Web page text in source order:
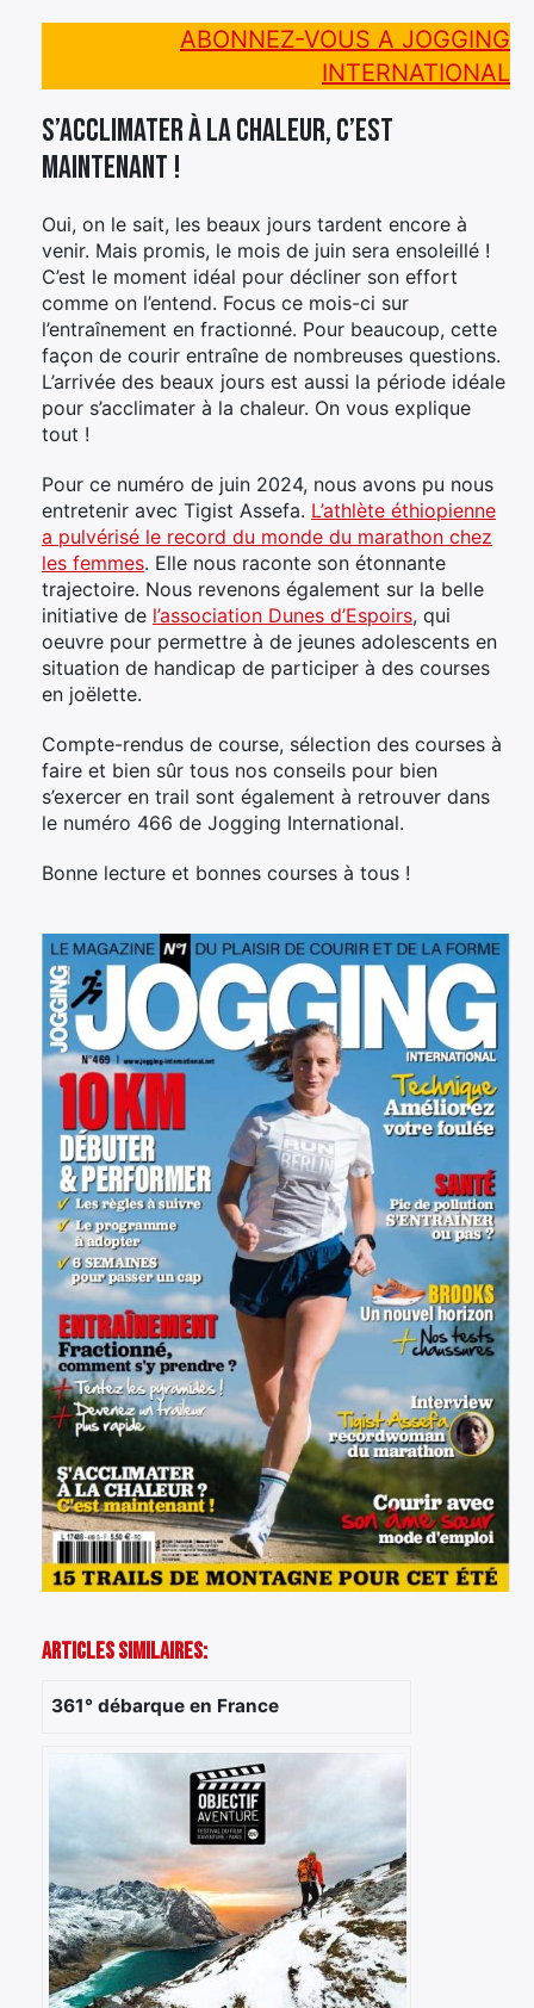
ABONNEZ-VOUS A JOGGING
INTERNATIONAL
S’acclimater à la chaleur, c’est
maintenant !
Oui, on le sait, les beaux jours tardent encore à
venir. Mais promis, le mois de juin sera ensoleillé !
C’est le moment idéal pour décliner son effort
comme on l’entend. Focus ce mois-ci sur
l’entraînement en fractionné. Pour beaucoup, cette
façon de courir entraîne de nombreuses questions.
L’arrivée des beaux jours est aussi la période idéale
pour s’acclimater à la chaleur. On vous explique
tout !
Pour ce numéro de juin 2024, nous avons pu nous
entretenir avec Tigist Assefa. L’athlète éthiopienne
a pulvérisé le record du monde du marathon chez
les femmes. Elle nous raconte son étonnante
trajectoire. Nous revenons également sur la belle
initiative de l’association Dunes d’Espoirs, qui
oeuvre pour permettre à de jeunes adolescents en
situation de handicap de participer à des courses
en joëlette.
Compte-rendus de course, sélection des courses à
faire et bien sûr tous nos conseils pour bien
s’exercer en trail sont également à retrouver dans
le numéro 466 de Jogging International.
Bonne lecture et bonnes courses à tous !
Articles Similaires:
361° débarque en France